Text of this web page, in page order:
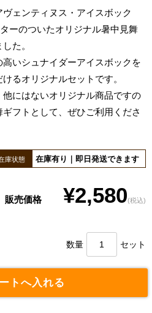
ェンティヌス・アイスボック
ーのついたオリジナル暑中見舞
た。
いシュナイダーアイスボックを
るオリジナルセットです。
にはないオリジナル商品ですの
フトとして、ぜひご利用くださ
庫状態 在庫有り｜即日発送できます
販売価格¥2,580(税込)
数量 セット